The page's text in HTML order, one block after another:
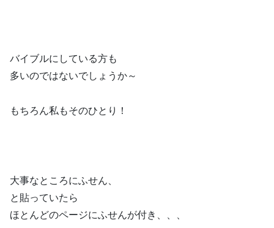
バイブルにしている方も
多いのではないでしょうか～
もちろん私もそのひとり！
大事なところにふせん、
と貼っていたら
ほとんどのページにふせんが付き、、、